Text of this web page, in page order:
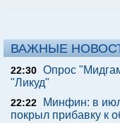
ВАЖНЫЕ
22:30 Опрос
"Ликуд"
22:22
Минфин: в
покрыл прибавку к